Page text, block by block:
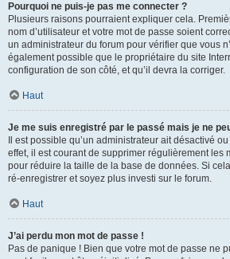
Pourquoi ne puis-je pas me connecter ?
Plusieurs raisons pourraient expliquer cela.
nom d’utilisateur et votre mot de passe soient
un administrateur du forum pour vérifier que vous
également possible que le propriétaire du site
configuration de son côté, et qu’il devra la corriger.
Haut
Je me suis enregistré par le passé mais je ne
Il est possible qu’un administrateur ait désactivé
effet, il est courant de supprimer régulièrement les
pour réduire la taille de la base de données. Si
ré-enregistrer et soyez plus investi sur le forum.
Haut
J’ai perdu mon mot de passe !
Pas de panique ! Bien que votre mot de passe ne